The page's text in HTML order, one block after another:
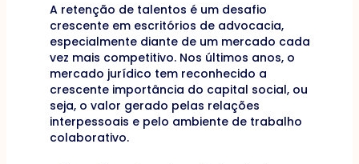
A retenção de talentos é um desafio
crescente em escritórios de advocacia,
especialmente diante de um mercado cada
vez mais competitivo. Nos últimos anos, o
mercado jurídico tem reconhecido a
crescente importância do capital social, ou
seja, o valor gerado pelas relações
interpessoais e pelo ambiente de trabalho
colaborativo.